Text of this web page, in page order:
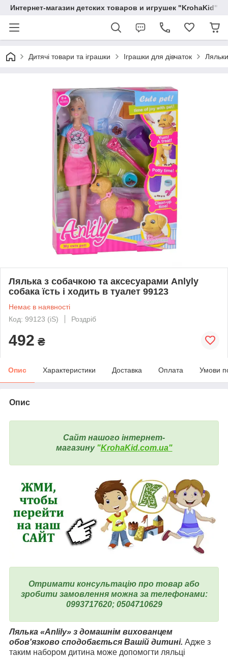
Интернет-магазин детских товаров и игрушек "KrohaKid"
Дитячі товари та іграшки Іграшки для дівчаток
Лялька з собачкою та аксесуарами Anlyly
собака їсть і ходить в туалет 99123
Немає в наявності
Код: 99123 (iS)
Роздріб
492 ₴
Опис Характеристики Доставка Оплата Умови
Опис
Сайт нашого інтернет-
магазину "KrohaKid.com.ua"
Отримати консультацію про товар або
зробити замовлення можна за телефонами:
0993717620; 0504710629
Лялька «Anlily» з домашнім вихованцем
обов'язково сподобається Вашій дитині. Адже з
таким набором дитина може допомогти ляльці